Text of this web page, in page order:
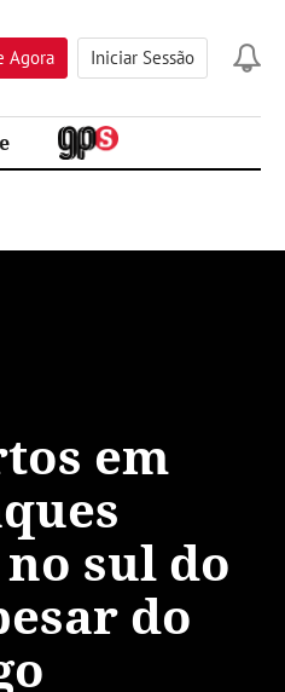
Agora Iniciar Sessão
em
sul do
do